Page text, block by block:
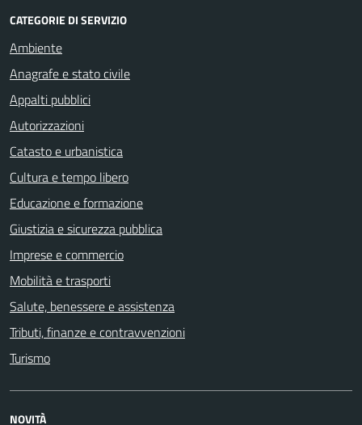
CATEGORIE DI SERVIZIO
Ambiente
Anagrafe e stato civile
Appalti pubblici
Autorizzazioni
Catasto e urbanistica
Cultura e tempo libero
Educazione e formazione
Giustizia e sicurezza pubblica
Imprese e commercio
Mobilità e trasporti
Salute, benessere e assistenza
Tributi, finanze e contravvenzioni
Turismo
NOVITÀ